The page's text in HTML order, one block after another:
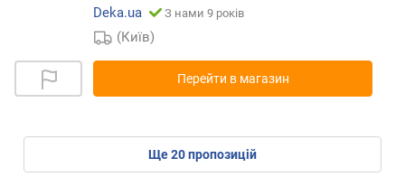
Deka.ua
З нами 9 років
(Київ)
Перейти в магазин
ще20пропозицій